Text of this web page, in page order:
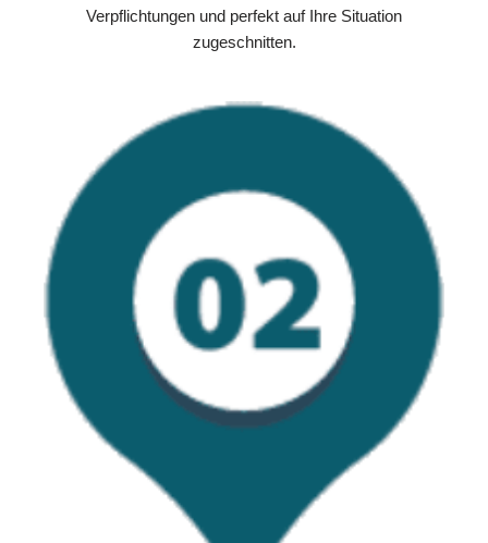
Verpflichtungen und perfekt auf Ihre Situation
zugeschnitten.